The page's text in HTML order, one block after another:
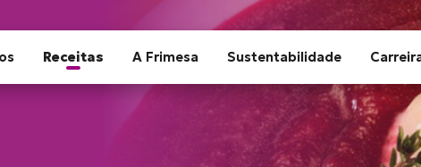
Receitas A Frimesa Sustentabilidade